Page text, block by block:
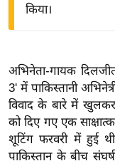
वि
शे
ष
ज्ञ
रा
य
किया।
अभिनेता-गायक
3' में पाकिस्तानी
विवाद के बारे में खुलकर
को दिए गए एक
शूटिंग फरवरी में हुई
पाकिस्तान के बीच